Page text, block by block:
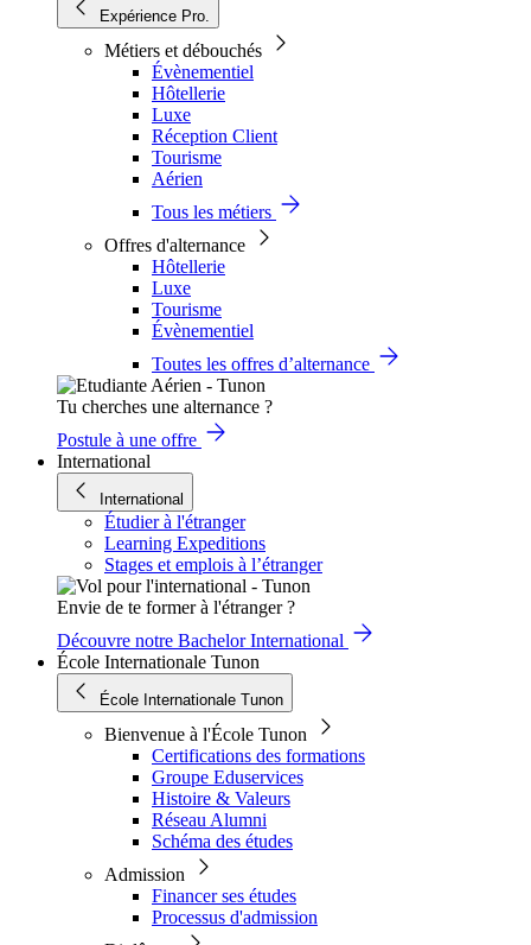
Expérience Pro.
Métiers et débouchés
Évènementiel
Hôtellerie
Luxe
Réception Client
Tourisme
Aérien
Tous les métiers
Offres d'alternance
Hôtellerie
Luxe
Tourisme
Évènementiel
Toutes les offres d’alternance
Tu cherches une alternance ?
Postule à une offre
International
International
Étudier à l'étranger
Learning Expeditions
Stages et emplois à l’étranger
Envie de te former à l'étranger ?
Découvre notre Bachelor International
École Internationale Tunon
École Internationale Tunon
Bienvenue à l'École Tunon
Certifications des formations
Groupe Eduservices
Histoire & Valeurs
Réseau Alumni
Schéma des études
Admission
Financer ses études
Processus d'admission